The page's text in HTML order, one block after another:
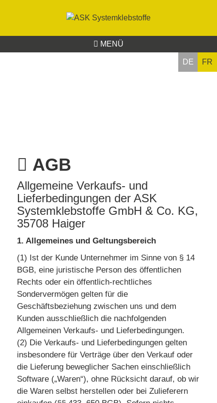
MENÜ
DE FR
AGB
Allgemeine Verkaufs- und
Lieferbedingungen der ASK
Systemklebstoffe GmbH & Co. KG,
35708 Haiger
1. Allgemeines und Geltungsbereich
(1) Ist der Kunde Unternehmer im Sinne von § 14
BGB, eine juristische Person des öffentlichen
Rechts oder ein öffentlich-rechtliches
Sondervermögen gelten für die
Geschäftsbeziehung zwischen uns und dem
Kunden ausschließlich die nachfolgenden
Allgemeinen Verkaufs- und Lieferbedingungen.
(2) Die Verkaufs- und Lieferbedingungen gelten
insbesondere für Verträge über den Verkauf oder
die Lieferung beweglicher Sachen einschließlich
Software („Waren“), ohne Rücksicht darauf, ob wir
die Waren selbst herstellen oder bei Zulieferern